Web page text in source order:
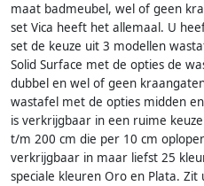
maat badmeubel, wel of geen
set Vica heeft het allemaal. U
set de keuze uit 3 modellen
Solid Surface met de opties de
dubbel en wel of geen
wastafel met de opties midden
is verkrijgbaar in een ruime
t/m 200 cm die per 10 cm
verkrijgbaar in maar liefst 25
speciale kleuren Oro en Plata.